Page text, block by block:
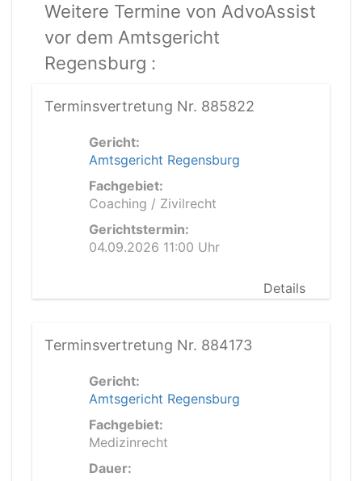
Weitere Termine von AdvoAssist
vor dem Amtsgericht
Regensburg :
Terminsvertretung Nr. 885822
Gericht:
Amtsgericht Regensburg
Fachgebiet:
Coaching / Zivilrecht
Gerichtstermin:
04.09.2026 11:00 Uhr
Details
Terminsvertretung Nr. 884173
Gericht:
Amtsgericht Regensburg
Fachgebiet:
Medizinrecht
Dauer: